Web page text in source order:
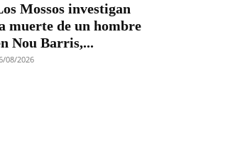
Mossos investigan
muerte de un hombre
Nou Barris,...
08/2026